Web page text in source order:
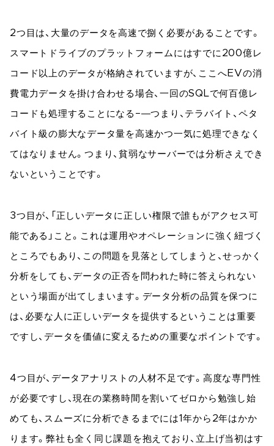
2つ目は、大量のデータを高速で捌く必要があることです。
スマートドライブのプラットフォームにはすでに200億レ
コード以上のデータが格納されていますが、ここへEVの消
費電力データを掛け合わせる場合、一回のSQLで何百億レ
コードも処理することになる−―つまり、テラバイト、ペタ
バイト級の膨大なデータ量を高速かつ一気に処理できなく
てはなりません。つまり、貧弱なサーバーでは分析さえでき
ないということです。
3つ目が、「正しいデータに正しい権限で誰もがアクセス可
能である」こと。これは運用やオペレーションに強く紐づく
ところでもあり、この問題を見落としてしまうと、せっかく
分析をしても、データの正否を問われた時に答えられない
という場面が出てしまいます。データ分析の品質を保つに
は、必要な人に正しいデータを提供するということは重要
ですし、データを価値に変えるための重要なポイントです。
4つ目が、データアナリストの人材不足です。高度な専門性
が必要ですし、現在の業務時間を割いてゼロから勉強し始
めても、スムーズに分析できるまでには1年から2年はかか
ります。弊社も全く同じ課題を抱えており、立上げ当初はす